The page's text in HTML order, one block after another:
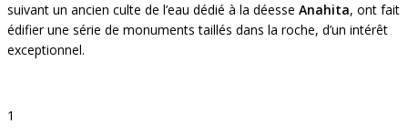
suivant un ancien culte de l’eau dédié à la déesse Anahita, ont fait
édifier une série de monuments taillés dans la roche, d’un intérêt
exceptionnel.
1